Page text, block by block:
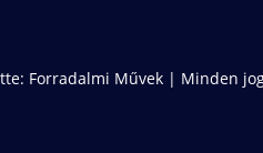
Forradalmi Művek | Minden